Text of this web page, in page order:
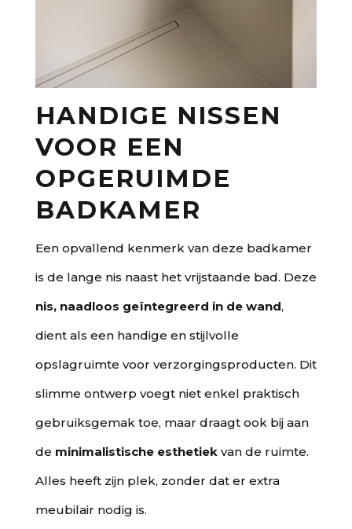
HANDIGE NISSEN
VOOR EEN
OPGERUIMDE
BADKAMER
Een opvallend kenmerk van deze badkamer
is de lange nis naast het vrijstaande bad. Deze
nis, naadloos geïntegreerd in de wand,
dient als een handige en stijlvolle
opslagruimte voor verzorgingsproducten. Dit
slimme ontwerp voegt niet enkel praktisch
gebruiksgemak toe, maar draagt ook bij aan
de minimalistische esthetiekvan de ruimte.
Alles heeft zijn plek, zonder dat er extra
meubilair nodig is.